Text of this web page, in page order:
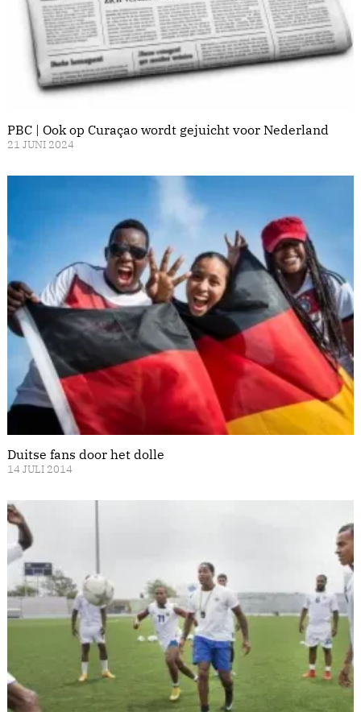
PBC | Ook op Curaçao wordt gejuicht voor Nederland
21 JUNI 2024
Duitse fans door het dolle
14 JULI 2014